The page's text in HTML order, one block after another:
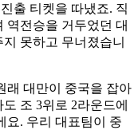
출 티켓을 따냈죠. 직
역전승을 거두었던 대
못하고 무너졌습니
래 대만이 중국을 잡아
조 3위로 2라운드에
요. 우리 대표팀이 중